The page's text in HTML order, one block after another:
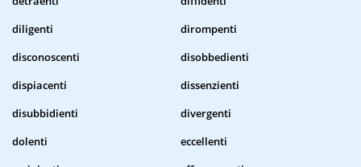
diligenti
dirompenti
disconoscenti
disobbedienti
dispiacenti
dissenzienti
disubbidienti
divergenti
dolenti
eccellenti